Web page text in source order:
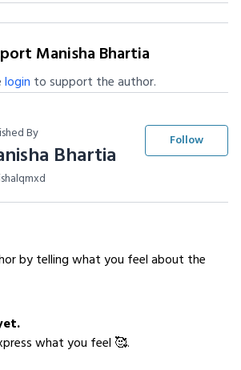
Manisha Bhartia
login to support the author.
By
Bhartia
Follow
by telling what you feel about the
what you feel 🥰.